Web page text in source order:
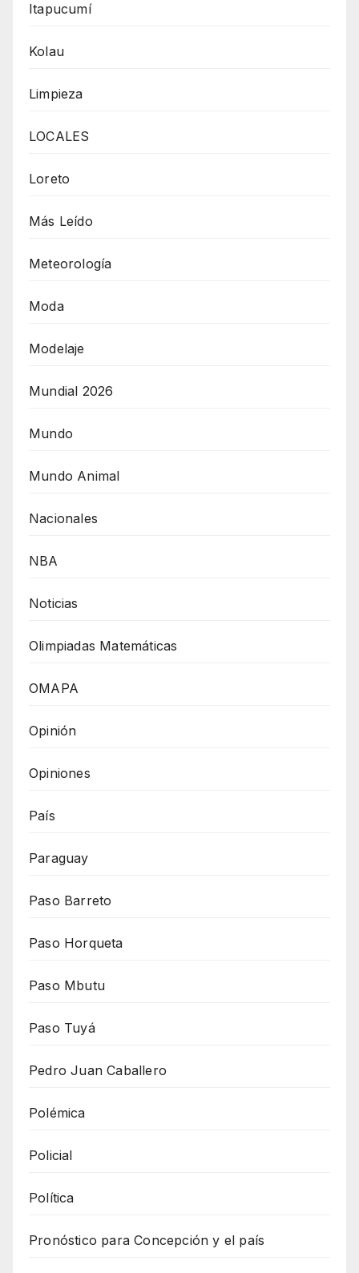
Itapucumí
Kolau
Limpieza
LOCALES
Loreto
Más Leído
Meteorología
Moda
Modelaje
Mundial 2026
Mundo
Mundo Animal
Nacionales
NBA
Noticias
Olimpiadas Matemáticas
OMAPA
Opinión
Opiniones
País
Paraguay
Paso Barreto
Paso Horqueta
Paso Mbutu
Paso Tuyá
Pedro Juan Caballero
Polémica
Policial
Política
Pronóstico para Concepción y el país